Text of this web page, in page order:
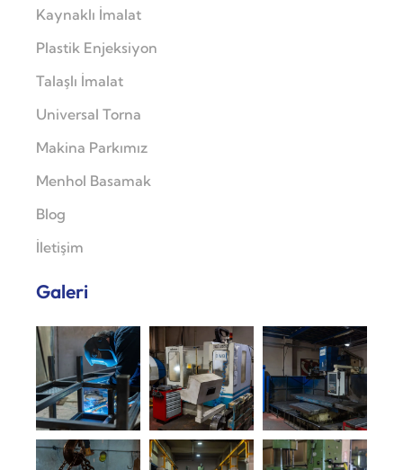
Kaynaklı İmalat
Plastik Enjeksiyon
Talaşlı İmalat
Universal Torna
Makina Parkımız
Menhol Basamak
Blog
İletişim
Galeri